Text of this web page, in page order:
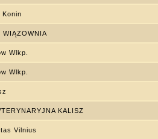
Konin
WIĄZOWNIA
Wlkp.
Wlkp.
KALISZ
Vilnius